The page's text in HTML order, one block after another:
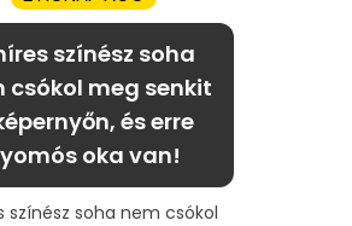
színész soha
csókol meg senkit
és erre
oka van!
színész soha nem csókol